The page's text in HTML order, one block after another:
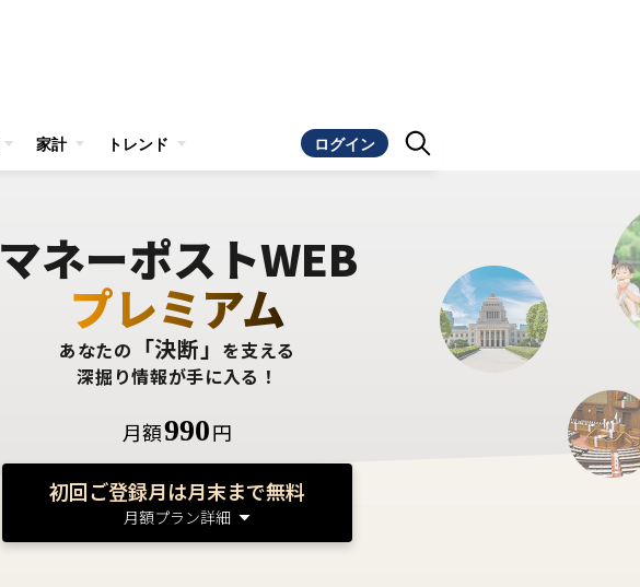
家計 トレンド ログイン
マネーポストWEB
プレミアム
あなたの 「決断」 を支える
深掘り情報が手に入る！
月額990円
初回ご登録月は月末まで無料
月額プラン詳細